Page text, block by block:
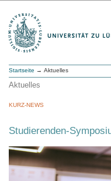
Startseite → Aktuelles
Aktuelles
KURZ-NEWS
Studierenden-